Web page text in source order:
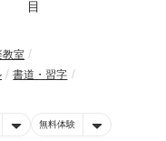
教室
書道・習字
無料体験